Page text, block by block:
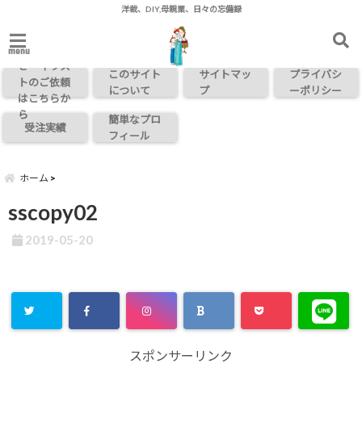
洋裁、DIY,母親業、日々の忘備録
menuお問い合わ
せ・イラス
トのご依頼
はこちらか
ら
このサイト
について
サイトマッ
プ
プライバシ
ーポリシー
受注実績
簡単なプロ
フィール
ホーム
sscopy02
2019-05-20
スポンサーリンク